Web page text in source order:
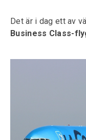
Det är i dag ett av
Business Class-